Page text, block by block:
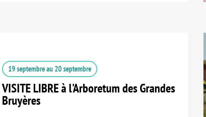
19 septembreau 20 septembre
VISITE LIBRE à l'Arboretum des Grandes
Bruyères